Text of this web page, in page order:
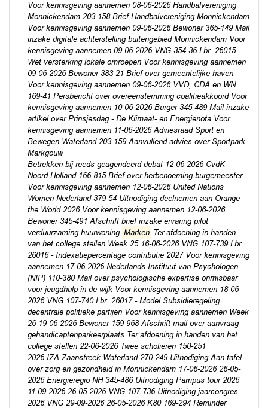
Voor kennisgeving aannemen 08-06-2026 Handbalvereniging
Monnickendam 203-158 Brief Handbalvereniging Monnickendam
Voor kennisgeving aannemen 09-06-2026 Bewoner 365-149 Mail
inzake digitale achterstelling buitengebied Monnickendam Voor
kennisgeving aannemen 09-06-2026 VNG 354-36 Lbr. 26015 -
Wet versterking lokale omroepen Voor kennisgeving aannemen
09-06-2026 Bewoner 383-21 Brief over gemeentelijke haven
Voor kennisgeving aannemen 09-06-2026 VVD, CDA en WN
169-41 Persbericht over overeenstemming coalitieakkoord Voor
kennisgeving aannemen 10-06-2026 Burger 345-489 Mail inzake
artikel over Prinsjesdag - De Klimaat- en Energienota Voor
kennisgeving aannemen 11-06-2026 Adviesraad Sport en
Bewegen Waterland 203-159 Aanvullend advies over Sportpark
Markgouw
Betrekken bij reeds geagendeerd debat 12-06-2026 CvdK
Noord-Holland 166-815 Brief over herbenoeming burgemeester
Voor kennisgeving aannemen 12-06-2026 United Nations
Women Nederland 379-54 Uitnodiging deelnemen aan Orange
the World 2026 Voor kennisgeving aannemen 12-06-2026
Bewoner 345-491 Afschrift brief inzake ervaring pilot
verduurzaming huurwoning Marken Ter afdoening in handen
van het college stellen Week 25 16-06-2026 VNG 107-739 Lbr.
26016 - Indexatiepercentage contributie 2027 Voor kennisgeving
aannemen 17-06-2026 Nederlands Instituut van Psychologen
(NIP) 110-380 Mail over psychologische expertise onmisbaar
voor jeugdhulp in de wijk Voor kennisgeving aannemen 18-06-
2026 VNG 107-740 Lbr. 26017 - Model Subsidieregeling
decentrale politieke partijen Voor kennisgeving aannemen Week
26 19-06-2026 Bewoner 159-968 Afschrift mail over aanvraag
gehandicaptenparkeerplaats Ter afdoening in handen van het
college stellen 22-06-2026 Twee scholieren 150-251
2026 IZA Zaanstreek-Waterland 270-249 Uitnodiging Aan tafel
over zorg en gezondheid in Monnickendam 17-06-2026 26-05-
2026 Energieregio NH 345-486 Uitnodiging Pampus tour 2026
11-09-2026 26-05-2026 VNG 107-736 Uitnodiging jaarcongres
2026 VNG 29-09-2026 26-05-2026 K80 169-294 Reminder